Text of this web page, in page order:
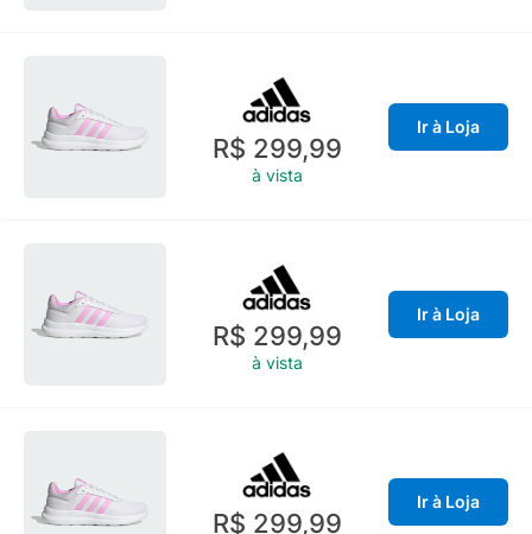
R$ 299,99
à vista
Ir à Loja
R$ 299,99
à vista
Ir à Loja
R$ 299,99
Ir à Loja